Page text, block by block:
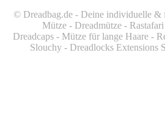
© Dreadbag.de - Deine individuelle &
Mütze - Dreadmütze -
Dreadcaps - Mütze für lange Haare -
Slouchy - Dreadlocks Extensions